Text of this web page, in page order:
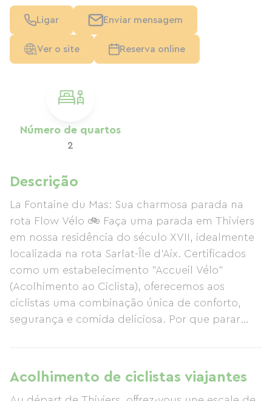
Número de quartos
2
Descrição
La Fontaine du Mas: Sua charmosa parada na
rota Flow Vélo 🚲 Faça uma parada em Thiviers
em nossa residência do século XVII, idealmente
localizada na rota Sarlat-Île d'Aix. Certificados
como um estabelecimento "Accueil Vélo"
(Acolhimento ao Ciclista), oferecemos aos
ciclistas uma combinação única de conforto,
segurança e comida deliciosa. Por que parar
kit de reparo disponíveis. Revigoramento:
Quartos espaçosos e charmosos e um parque
Acolhimento de ciclistas viajantes
Ligar Enviar mensagem
Ver o site Reserva online